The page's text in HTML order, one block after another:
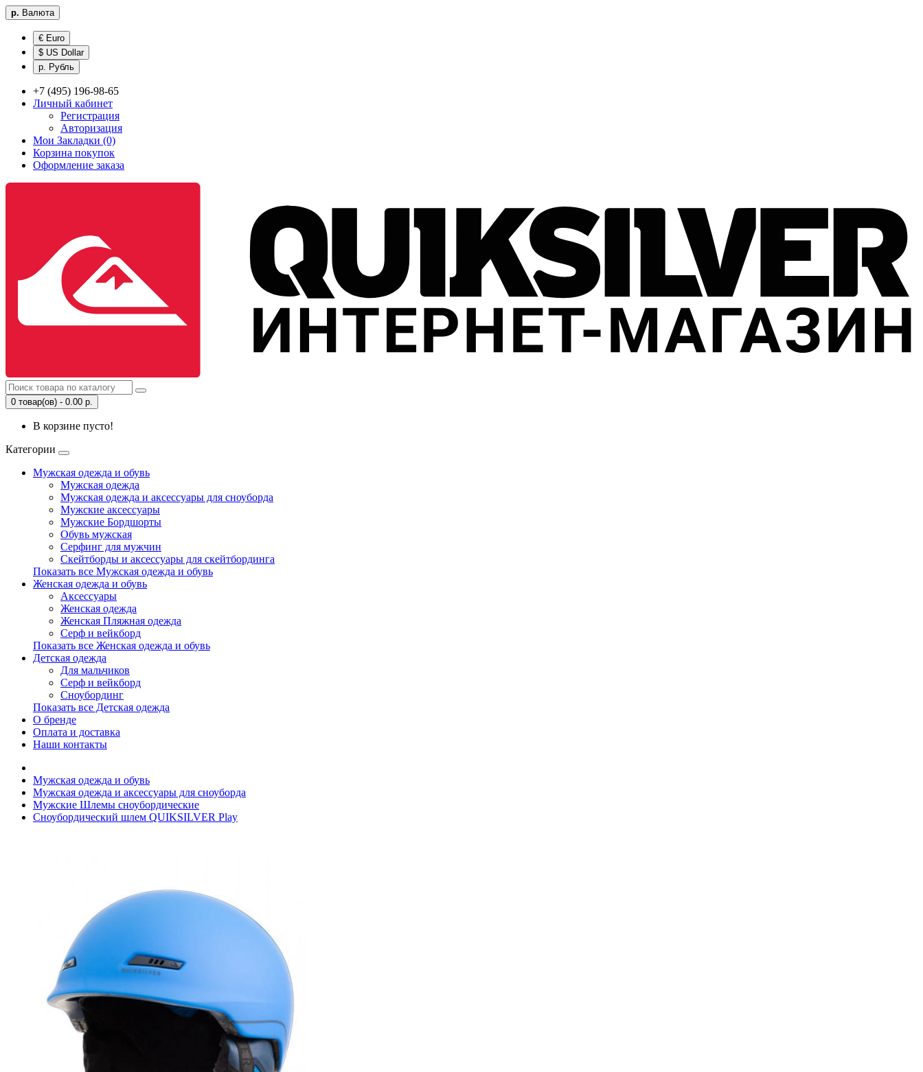
р. Валюта
€ Euro
$ US Dollar
р. Рубль
+7 (495) 196-98-65
Личный кабинет
Регистрация
Авторизация
Мои Закладки (0)
Корзина покупок
Оформление заказа
0 товар(ов) - 0.00 р.
В корзине пусто!
Категории
Мужская одежда и обувь
Мужская одежда
Мужская одежда и аксессуары для сноуборда
Мужские аксессуары
Мужские Бордшорты
Обувь мужская
Серфинг для мужчин
Скейтборды и аксессуары для скейтбординга
Показать все Мужская одежда и обувь
Женская одежда и обувь
Аксессуары
Женская одежда
Женская Пляжная одежда
Серф и вейкборд
Показать все Женская одежда и обувь
Детская одежда
Для мальчиков
Серф и вейкборд
Сноубординг
Показать все Детская одежда
О бренде
Оплата и доставка
Наши контакты
Мужская одежда и обувь
Мужская одежда и аксессуары для сноуборда
Мужские Шлемы сноубордические
Сноубордический шлем QUIKSILVER Play